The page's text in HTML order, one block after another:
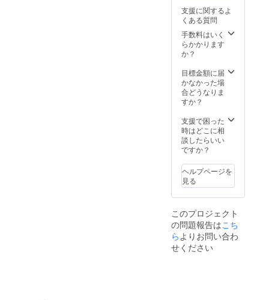
バッジ
×2個
サ
イズ
大
小
44mm
・提供
方法
にＵＲ
Ｌを記
載しま
す。
グッズ
は郵送
致しま
支援に関するよ
くある質問
手数料はいく
らかかります
か？
目標金額に届
かなかった場
合どうなりま
すか？
支援で困った
時はどこに相
談したらいい
ですか？
ヘルプページを
見る
このプロジェクト
の問題報告はこち
らよりお問い合わ
せください